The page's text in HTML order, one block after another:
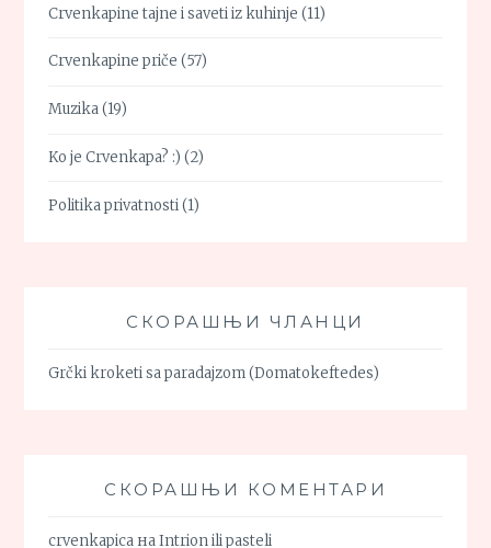
Crvenkapine tajne i saveti iz kuhinje (11)
Crvenkapine priče (57)
Muzika(19)
Ko je Crvenkapa? :) (2)
Politika privatnosti(1)
СКОРАШЊИ ЧЛАНЦИ
Grčki kroketi sa paradajzom (Domatokeftedes)
СКОРАШЊИ КОМЕНТАРИ
crvenkapica наIntrion ili pasteli